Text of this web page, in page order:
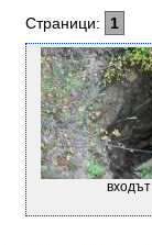
Страници:
1
входът